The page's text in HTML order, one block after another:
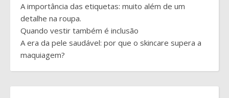
A importância das etiquetas: muito além de um
detalhe na roupa.
Quando vestir também é inclusão
A era da pele saudável: por que o skincare supera a
maquiagem?